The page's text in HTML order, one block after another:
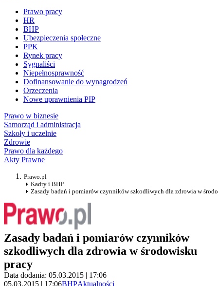
Prawo pracy
HR
BHP
Ubezpieczenia społeczne
PPK
Rynek pracy
Sygnaliści
Niepełnosprawność
Dofinansowanie do wynagrodzeń
Orzeczenia
Nowe uprawnienia PIP
Prawo w biznesie
Samorząd i administracja
Szkoły i uczelnie
Zdrowie
Prawo dla każdego
Akty Prawne
Prawo.pl
Kadry i BHP
Zasady badań i pomiarów czynników szkodliwych dla zdrowia w
Zasady badań i pomiarów czynników
szkodliwych dla zdrowia w środowisku
pracy
Data dodania: 05.03.2015 | 17:06
05.03.2015 | 17:06BHPAktualności